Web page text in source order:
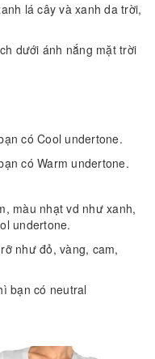
lá cây và xanh da trời,
dưới ánh nắng mặt trời
có Cool undertone.
có Warm undertone.
màu nhạt vd như xanh,
undertone.
như đỏ, vàng, cam,
bạn có neutral